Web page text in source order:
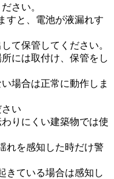
さい。
すと、電池が液漏れす
て保管してください。
には取付け、保管をし
場合は正常に動作しま
い
りにくい建築物では使
れを感知した時だけ警
きている場合は感知し